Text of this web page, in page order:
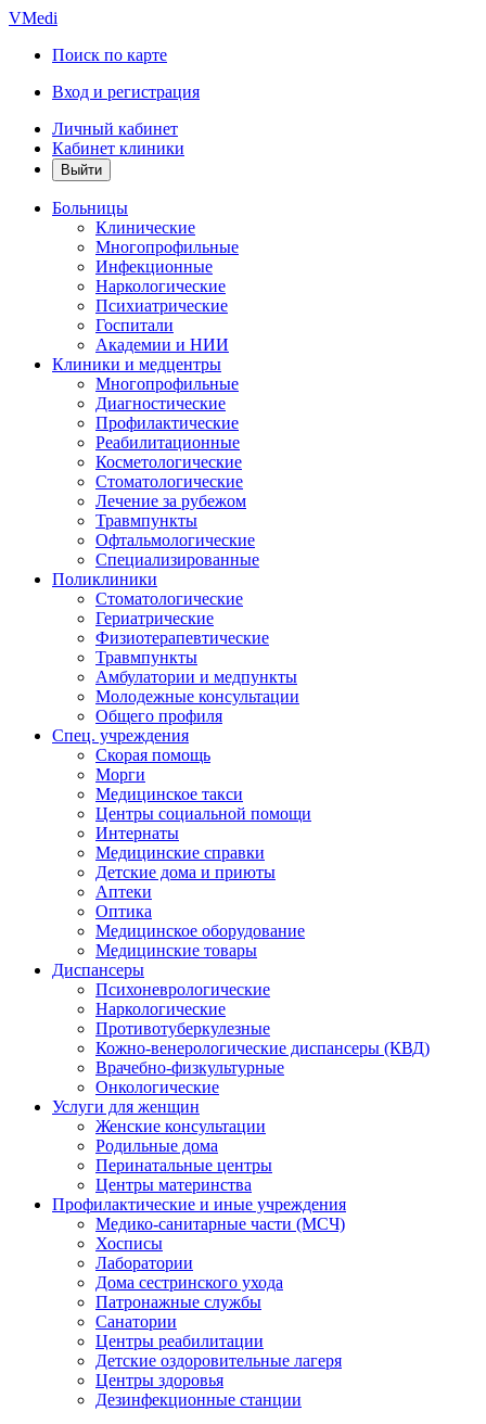
VMedi
Поиск по карте
Вход и регистрация
Личный кабинет
Кабинет клиники
Больницы
Клинические
Многопрофильные
Инфекционные
Наркологические
Психиатрические
Госпитали
Академии и НИИ
Клиники и медцентры
Многопрофильные
Диагностические
Профилактические
Реабилитационные
Косметологические
Стоматологические
Лечение за рубежом
Травмпункты
Офтальмологические
Специализированные
Поликлиники
Стоматологические
Гериатрические
Физиотерапевтические
Травмпункты
Амбулатории и медпункты
Молодежные консультации
Общего профиля
Спец. учреждения
Скорая помощь
Морги
Медицинское такси
Центры социальной помощи
Интернаты
Медицинские справки
Детские дома и приюты
Аптеки
Оптика
Медицинское оборудование
Медицинские товары
Диспансеры
Психоневрологические
Наркологические
Противотуберкулезные
Кожно-венерологические диспансеры (КВД)
Врачебно-физкультурные
Онкологические
Услуги для женщин
Женские консультации
Родильные дома
Перинатальные центры
Центры материнства
Профилактические и иные учреждения
Медико-санитарные части (МСЧ)
Хосписы
Лаборатории
Дома сестринского ухода
Патронажные службы
Санатории
Центры реабилитации
Детские оздоровительные лагеря
Центры здоровья
Дезинфекционные станции